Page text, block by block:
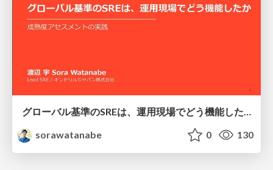
グローバル基準のSREは、運用現場でどう機能したか：成熟度アセスメントの実践 ／ SRE NEXT 2026
sorawatanabe
0 130